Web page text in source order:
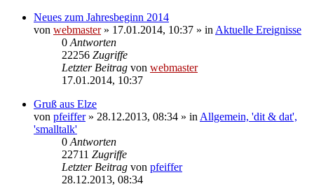
Neues zum Jahresbeginn 2014
von webmaster» 17.01.2014, 10:37 » in Aktuelle Ereignisse
0 Antworten
22256 Zugriffe
Letzter Beitrag von webmaster
17.01.2014, 10:37
Gruß aus Elze
von pfeiffer» 28.12.2013, 08:34 » in Allgemein, 'dit & dat',
'smalltalk'
0 Antworten
22711 Zugriffe
Letzter Beitrag von pfeiffer
28.12.2013, 08:34